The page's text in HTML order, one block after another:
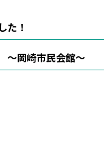
た！
岡崎市民会館～